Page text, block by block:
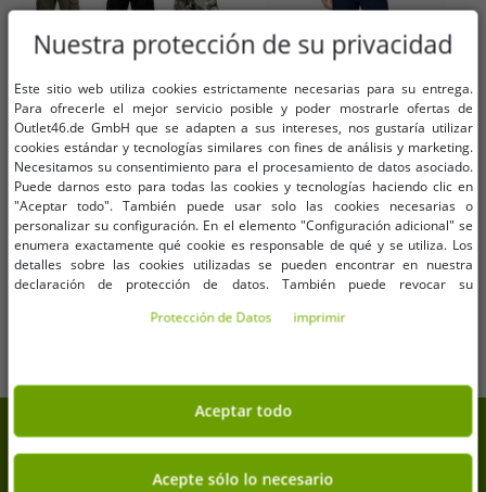
Tallas disponibles
S M L XL XXL 3XL
5XL
Pantalones cargo Brandit Pure
Vintage para hombre - Pantalones
resistentes de algodón para
exteriores y trabajo con 8 bolsillos
Tallas disponibles
W32 W34
Pantalones chinos de mezclilla
para hombre Pierre Cardin, estilo
elegante, color azul (I22PI4565 1)
7% de descuento extra en tu
Nuestra protección de su privacidad
Este sitio web utiliza cookies estrictamente necesarias para su entrega.
Para ofrecerle el mejor servicio posible y poder mostrarle ofertas de
Outlet46.de GmbH que se adapten a sus intereses, nos gustaría utilizar
cookies estándar y tecnologías similares con fines de análisis y marketing.
Necesitamos su consentimiento para el procesamiento de datos asociado.
Puede darnos esto para todas las cookies y tecnologías haciendo clic en
"Aceptar todo". También puede usar solo las cookies necesarias o
personalizar su configuración. En el elemento "Configuración adicional" se
enumera exactamente qué cookie es responsable de qué y se utiliza. Los
detalles sobre las cookies utilizadas se pueden encontrar en nuestra
declaración de protección de datos. También puede revocar su
encontrar en la impresión.Protección de Datos imprimir
Aceptar todo
Acepte sólo lo necesario